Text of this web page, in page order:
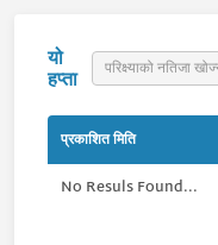
यो
हप्ता
प्रकाशित मिति
No Resuls Found...